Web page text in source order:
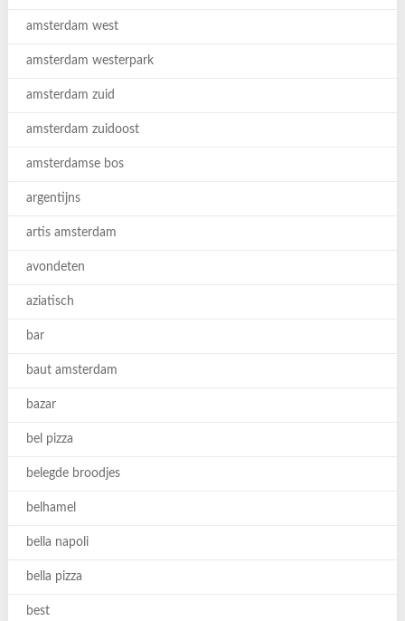
amsterdam west
amsterdam westerpark
amsterdam zuid
amsterdam zuidoost
amsterdamse bos
argentijns
artis amsterdam
avondeten
aziatisch
bar
baut amsterdam
bazar
bel pizza
belegde broodjes
belhamel
bella napoli
bella pizza
best